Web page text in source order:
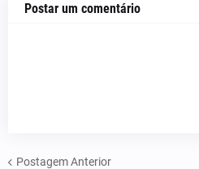
Postar um comentário
Postagem Anterior